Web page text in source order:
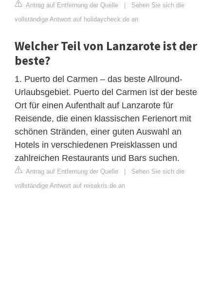
Antrag auf Entfernung der Quelle | Sehen Sie sich die
vollständige Antwort auf holidaycheck.de an
Welcher Teil von Lanzarote ist der
beste?
1. Puerto del Carmen – das beste Allround-
Urlaubsgebiet. Puerto del Carmen ist der beste
Ort für einen Aufenthalt auf Lanzarote für
Reisende, die einen klassischen Ferienort mit
schönen Stränden, einer guten Auswahl an
Hotels in verschiedenen Preisklassen und
zahlreichen Restaurants und Bars suchen.
Antrag auf Entfernung der Quelle | Sehen Sie sich die
vollständige Antwort auf reisekris.de an